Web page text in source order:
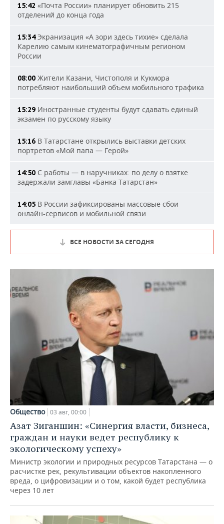
15:42 «Почта России» планирует обновить 215
отделений до конца года
15:34Экранизация «А зори здесь тихие» сделала
Карелию самым кинематографичным регионом
России
08:00 Жители Казани, Чистополя и Кукмора
потребляют наибольший объем мобильного трафика
15:29 Иностранные студенты будут сдавать единый
экзамен по русскому языку
15:16 В Татарстане открылись выставки детских
портретов «Мой папа — Герой»
14:50 С работы — в наручниках: по делу о взятке
задержали замглавы «Банка Татарстан»
14:05 В России зафиксированы массовые сбои
онлайн-сервисов и мобильной связи
ВСЕ НОВОСТИ ЗА СЕГОДНЯ
Общество 03 авг, 00:00
Азат Зиганшин: «Синергия власти, бизнеса,
граждан и науки ведет республику к
экологическому успеху»
Министр экологии и природных ресурсов Татарстана — о
расчистке рек, рекультивации объектов накопленного
вреда, о цифровизации и о том, какой будет республика
через 10 лет